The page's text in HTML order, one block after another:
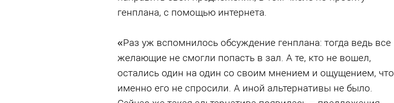
генплана, с помощью интернета.
«Раз уж вспомнилось обсуждение генплана: тогда ведь все
желающие не смогли попасть в зал. А те, кто не вошел,
остались один на один со своим мнением и ощущением, что
именно его не спросили. А иной альтернативы не было.